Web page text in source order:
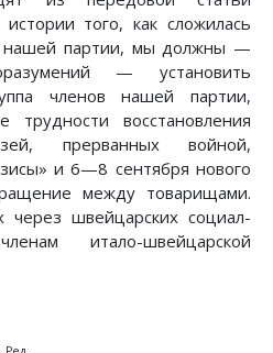
того, как сложилась
нашей партии, мы должны —
— установить
членов нашей партии,
трудности восстановления
прерванных войной,
и 6—8 сентября нового
между товарищами.
швейцарских социал-
итало-швейцарской